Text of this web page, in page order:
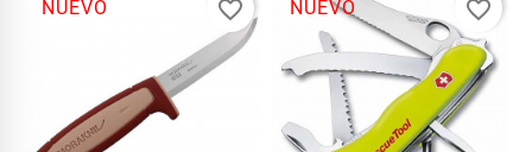
NUEVO favorite_border NUEVO favorite_border